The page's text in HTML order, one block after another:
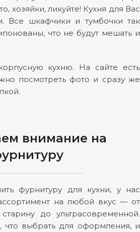
хозяйки, ликуйте! Кухня для Вас
Все шкафчики и тумбочки так
что не будут мешать и
кухню. На сайте есть
посмотреть фото и сразу же
внимание на
фурнитуру для кухни, у нас
на любой вкус — от
до ультрасовременной.
выбрать для оформления, и